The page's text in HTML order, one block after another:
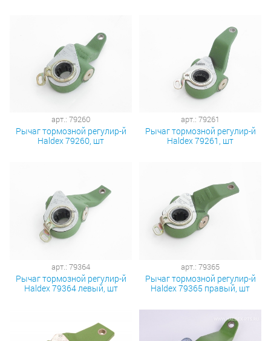
арт.: 79260
Рычаг тормозной регулир-й
Haldex 79260, шт
арт.: 79261
Рычаг тормозной регулир-й
Haldex 79261, шт
арт.: 79364
Рычаг тормозной регулир-й
Haldex 79364 левый, шт
арт.: 79365
Рычаг тормозной регулир-й
Haldex 79365 правый, шт